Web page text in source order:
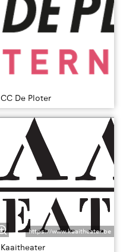
CC De Ploter
https://www.kaaitheater.be
Kaaitheater